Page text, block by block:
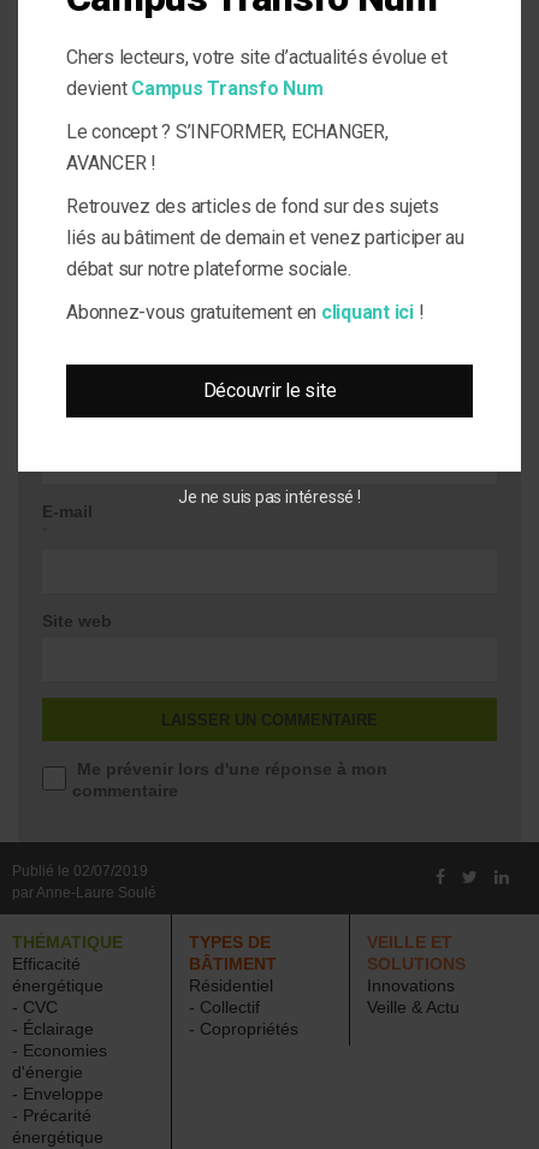
15% d’actionnariat privé (Caisse d’Épargne Île-de-France, Caisse des Dépôts et
Votre adresse e-mail ne sera pas publiée.
obligatoires sont indiqués avec
Commentaire
E-mail
Site web
Me prévenir lors d'une réponse à mon
commentaire
Publié le 02/07/2019
par Anne-Laure Soulé
THÉMATIQUE
Efficacité
énergétique
- CVC
- Éclairage
- Economies
d'énergie
- Enveloppe
- Précarité
énergétique
TYPES DE
BÂTIMENT
Résidentiel
- Collectif
- Copropriétés
VEILLE ET
SOLUTIONS
Innovations
Veille & Actu
Chers lecteurs, votre site d’actualités évolue et
devient Campus Transfo Num
Le concept ? S’INFORMER, ECHANGER,
AVANCER !
Retrouvez des articles de fond sur des sujets
liés au bâtiment de demain et venez participer au
débat sur notre plateforme sociale.
Abonnez-vous gratuitement en cliquant ici!
Découvrir le site
Je ne suis pas intéressé !